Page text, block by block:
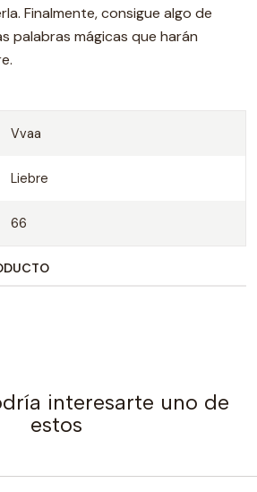
Finalmente, consigue algo de
palabras mágicas que harán
Vvaa
Liebre
66
interesarte uno de
estos